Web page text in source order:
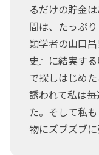
るだけの貯金
間は、たっぷ
類学者の山口
史』に結実す
で探しはじめ
誘われて私は
た。そして私
物にズブズブに